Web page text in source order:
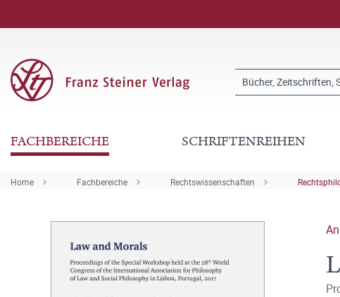
FACHBEREICHE SCHRIFTENREIHEN
Home Fachbereiche Rechtswissenschaften